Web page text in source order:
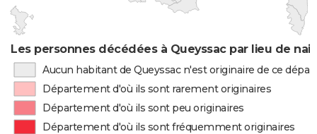
Les personnes décédées à Queyssac par lieu de
Aucun habitant de Queyssac n'est originaire de ce
Département d'où ils sont rarement originaires
Département d'où ils sont peu originaires
Département d'où ils sont fréquemment originaires